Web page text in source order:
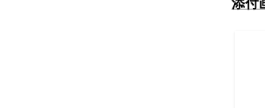
添付